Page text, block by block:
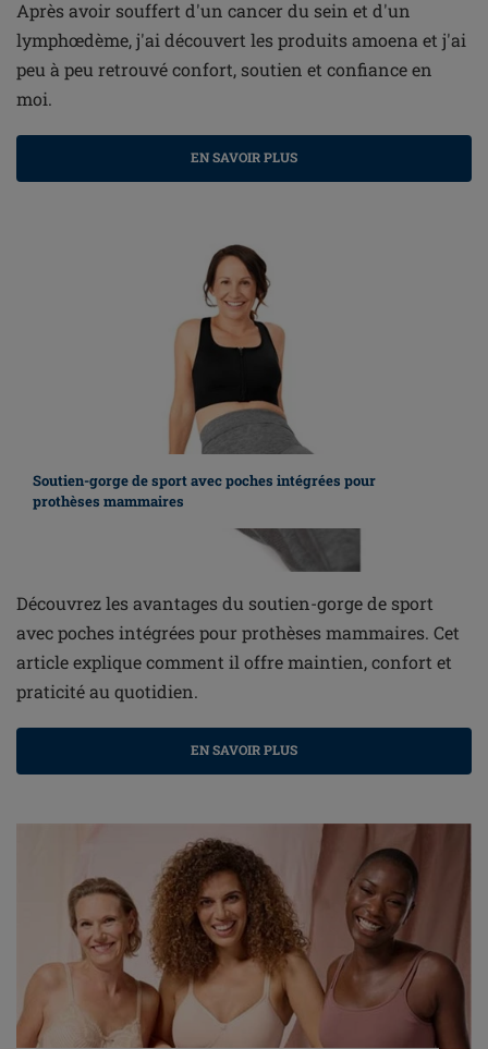
Après avoir souffert d'un cancer du sein et d'un
lymphœdème, j'ai découvert les produits amoena et j'ai
peu à peu retrouvé confort, soutien et confiance en
moi.
EN SAVOIR PLUS
Soutien-gorge de sport avec poches intégrées pour
prothèses mammaires
Découvrez les avantages du soutien-gorge de sport
avec poches intégrées pour prothèses mammaires. Cet
article explique comment il offre maintien, confort et
praticité au quotidien.
EN SAVOIR PLUS